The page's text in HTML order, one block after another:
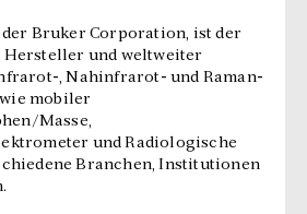
Bruker Corporation, ist der
und weltweiter
, Nahinfrarot- und Raman-
mobiler
Masse,
und Radiologische
Branchen, Institutionen